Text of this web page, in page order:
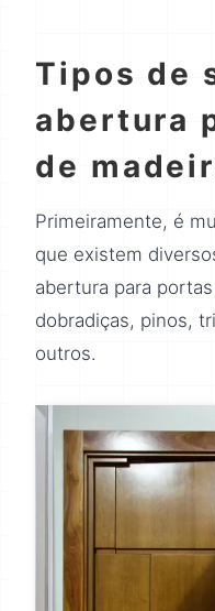
Tipos de
abertura
de
Primeiramente, é
que existem
abertura para
dobradiças, pinos,
outros.